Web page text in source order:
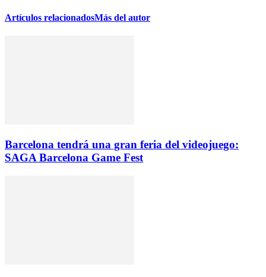
Artículos relacionadosMás del autor
Barcelona tendrá una gran feria del videojuego:
SAGA Barcelona Game Fest